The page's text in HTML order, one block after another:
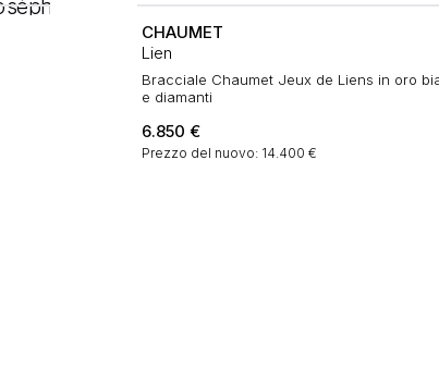
CHAUMET
Lien
Bracciale Chaumet Jeux de Liens in oro
e diamanti
6.850 €
Prezzo del nuovo: 14.400 €